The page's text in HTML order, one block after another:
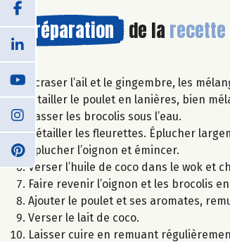
Préparation de la recette
Écraser l’ail et le gingembre, les
Y tailler le poulet en lanières, bien
Passer les brocolis sous l’eau.
Détailler les fleurettes. Éplucher
Éplucher l’oignon et émincer.
Verser l’huile de coco dans le wok et
Faire revenir l’oignon et les brocolis
Ajouter le poulet et ses aromates,
Verser le lait de coco.
Laisser cuire en remuant